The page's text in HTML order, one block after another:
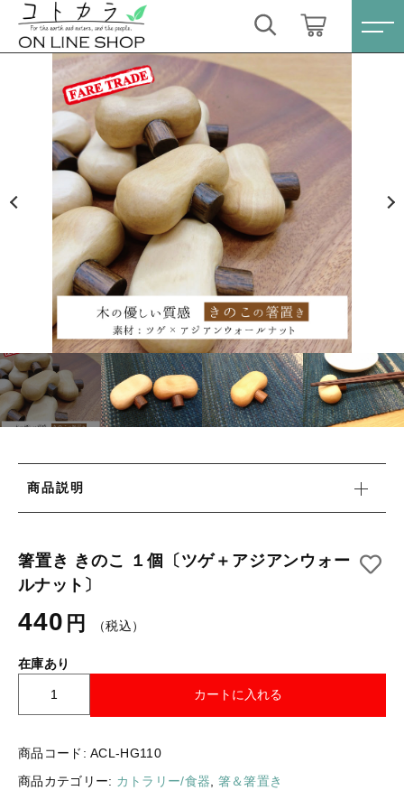
商品説明
箸置き きのこ １個〔ツゲ＋アジアンウォー
ルナット〕
440 円 （税込）
在庫あり
置
き
こ
カートに入れる
商品コード:ACL-HG110
商品カテゴリー: カトラリー/食器, 箸＆箸置き
カートに商品を追加しました
箸置き きのこ １個〔ツゲ＋アジアンウォール
ナット〕
数量
440円（税込）
ショッピングを続ける
カートを確認する
ログイン / 会員登録
お気に入り
すべての商品
スキンケア・石鹸
HINOKI（土佐ヒノキ）シリーズ
サステナブル歯ブラシ・歯磨き粉
洗剤・食器用石鹸
タオル/ハンカチ
カトラリー/食器
ファッション
布ナプキン
雑貨
ラリーキルト
その他
すべて
スキンケア・石鹸
HINOKI（土佐ヒノキ）シリーズ
サステナブル歯ブラシ・歯磨き粉
洗剤・食器用石鹸
タオル/ハンカチ
国産［奥会津］かごバッグ
ファッション
雑貨
キリム
キーワード検索
こだわり検索
親カテゴリ
子カテゴリ
価格帯
～
在庫あり セール